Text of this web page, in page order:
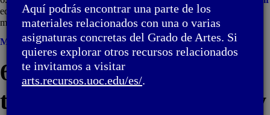
equilibrios mecánicos / 6.5. La parábola en el
mundo vivo
Menú
6. Parábolas y
trayectorias. Catenarias y
Aquí podrás encontrar una parte de los
materiales relacionados con una o varias
asignaturas concretas del Grado de Artes. Si
quieres explorar otros recursos relacionados
te invitamos a visitar
arts.recursos.uoc.edu/es/.